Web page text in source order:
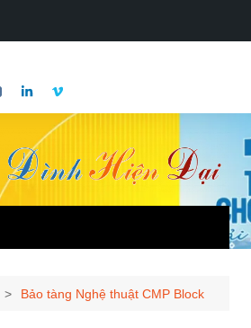
Bảo tàng Nghệ thuật CMP Block